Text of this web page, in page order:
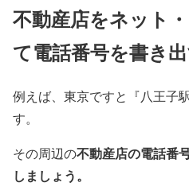
不動産店をネット
て電話番号を書き
例えば、東京ですと『八王子
す。
その周辺の不動産店の電話番
しましょう。